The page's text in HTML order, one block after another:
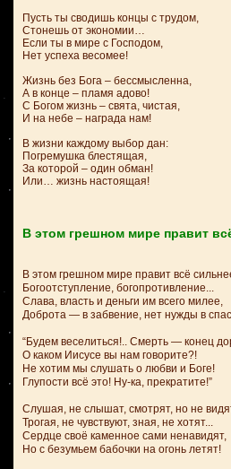
Пусть ты сводишь концы с трудом,
Стонешь от экономии…
Если ты в мире с Господом,
Нет успеха весомее!
Жизнь без Бога – бессмысленна,
А в конце – пламя адово!
С Богом жизнь – свята, чистая,
И на небе – награда нам!
В жизни каждому выбор дан:
Погремушка блестящая,
За которой – один обман!
Или… жизнь настоящая!
В этом грешном мире правит
В этом грешном мире правит всё
Богоотступление, богопротивление...
Слава, власть и деньги им всего милее,
Доброта — в забвение, нет нужды в
“Будем веселиться!.. Смерть — конец
О каком Иисусе вы нам говорите?!
Не хотим мы слушать о любви и Боге!
Глупости всё это! Ну-ка, прекратите!”
Слушая, не слышат, смотрят, но не
Трогая, не чувствуют, зная, не хотят...
Сердце своё каменное сами ненавидят,
Но с безумьем бабочки на огонь летят!